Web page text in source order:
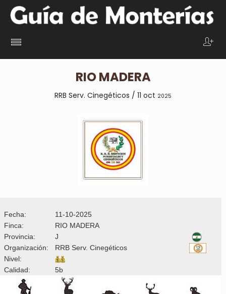
RIO MADERA
RRB Serv. Cinegéticos / 11 oct 2025
Fecha:
11-10-2025
Finca:
RIO MADERA
Provincia:
J
Organización:
RRB Serv. Cinegéticos
Nivel:
Calidad:
5b